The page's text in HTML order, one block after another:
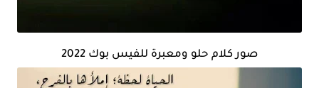
صور كلام حلو ومعبرة للفيس بوك 2022